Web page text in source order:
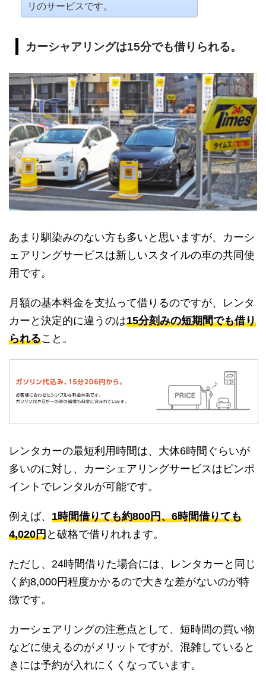
リのサービスです。
カーシャアリングは15分でも借りられる。
あまり馴染みのない方も多いと思いますが、カーシ
ェアリングサービスは新しいスタイルの車の共同使
用です。
月額の基本料金を支払って借りるのですが、レンタ
カーと決定的に違うのは15分刻みの短期間でも借り
られること。
レンタカーの最短利用時間は、大体6時間ぐらいが
多いのに対し、カーシェアリングサービスはピンポ
イントでレンタルが可能です。
例えば、 1時間借りても約800円、6時間借りても
4,020円と破格で借りれれます。
ただし、24時間借りた場合には、レンタカーと同じ
く約8,000円程度かかるので大きな差がないのが特
徴です。
カーシェアリングの注意点として、短時間の買い物
などに使えるのがメリットですが、混雑していると
きには予約が入れにくくなっています。